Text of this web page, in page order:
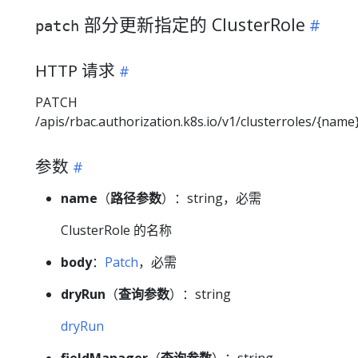
patch 部分更新指定的 ClusterRole
HTTP 请求
PATCH
/apis/rbac.authorization.k8s.io/v1/clusterroles/
参数
name （路径参数）：string，必需
ClusterRole 的名称
body： Patch，必需
dryRun （查询参数）：string
dryRun